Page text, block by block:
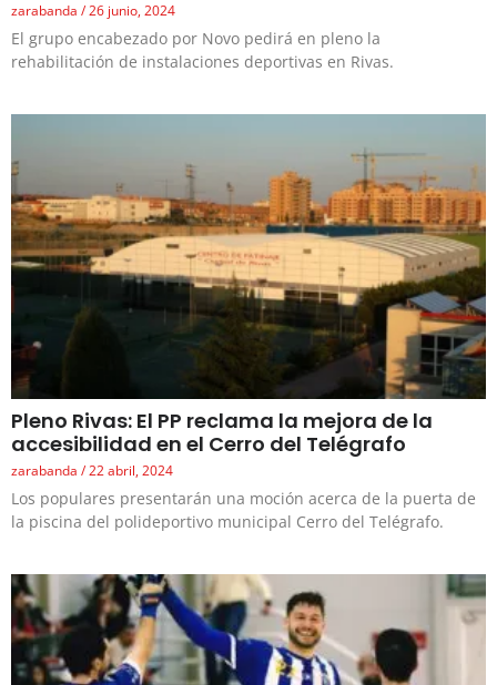
zarabanda 26 junio, 2024
El grupo encabezado por Novo pedirá en pleno la
rehabilitación de instalaciones deportivas en Rivas.
Pleno Rivas: El PP reclama la mejora de la
accesibilidad en el Cerro del Telégrafo
zarabanda 22 abril, 2024
Los populares presentarán una moción acerca de la puerta de
la piscina del polideportivo municipal Cerro del Telégrafo.